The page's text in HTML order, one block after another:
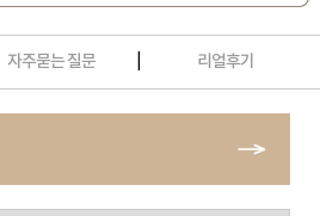
자주묻는 질문 리얼후기